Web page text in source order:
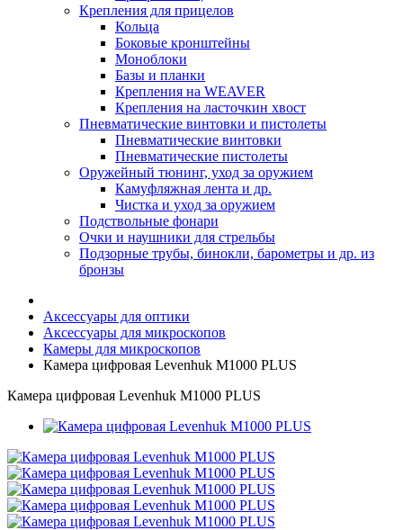
Крепления для прицелов
Кольца
Боковые кронштейны
Моноблоки
Базы и планки
Крепления на WEAVER
Крепления на ласточкин хвост
Пневматические винтовки и пистолеты
Пневматические винтовки
Пневматические пистолеты
Оружейный тюнинг, уход за оружием
Камуфляжная лента и др.
Чистка и уход за оружием
Подствольные фонари
Очки и наушники для стрельбы
Подзорные трубы, бинокли, барометры и др. из
бронзы
Аксессуары для оптики
Аксессуары для микроскопов
Камеры для микроскопов
Камера цифровая Levenhuk M1000 PLUS
Камера цифровая Levenhuk M1000 PLUS